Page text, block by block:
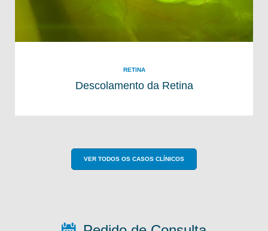
RETINA
Descolamento da Retina
VER TODOS OS CASOS CLÍNICOS